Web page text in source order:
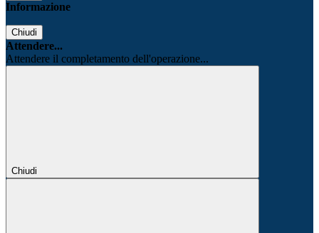
Informazione
Chiudi
Attendere...
Attendere il completamento dell'operazione...
Chiudi